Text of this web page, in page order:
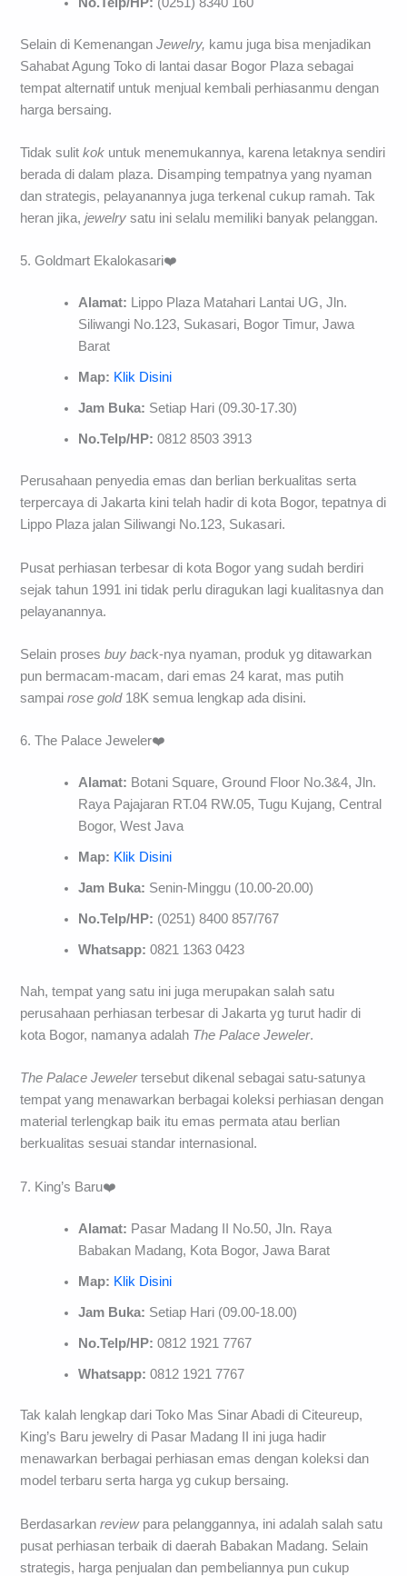
Selain di KemenanganJewelry, kamu juga bisa menjadikan
Sahabat Agung Toko di lantai dasar Bogor Plaza sebagai
tempat alternatif untuk menjual kembali perhiasanmu dengan
harga bersaing.
Tidak sulitkok untuk menemukannya, karena letaknya sendiri
berada di dalam plaza. Disamping tempatnya yang nyaman
dan strategis, pelayanannya juga terkenal cukup ramah. Tak
heran jika,jewelry satu ini selalu memiliki banyak pelanggan.
5. Goldmart Ekalokasari❤️
Alamat: Lippo Plaza Matahari Lantai UG, Jln.
Siliwangi No.123, Sukasari, Bogor Timur, Jawa
Barat
Map: Klik Disini
Jam Buka: Setiap Hari (09.30-17.30)
No.Telp/HP: 0812 8503 3913
Perusahaan penyedia emas dan berlian berkualitas serta
terpercaya di Jakarta kini telah hadir di kota Bogor, tepatnya di
Lippo Plaza jalan Siliwangi No.123, Sukasari.
Pusat perhiasan terbesar di kota Bogor yang sudah berdiri
sejak tahun 1991 ini tidak perlu diragukan lagi kualitasnya dan
pelayanannya.
Selain prosesbuy back-nya nyaman, produk yg ditawarkan
pun bermacam-macam, dari emas 24 karat, mas putih
sampairose gold18K semua lengkap ada disini.
6. The Palace Jeweler❤️
Alamat: Botani Square, Ground Floor No.3&4, Jln.
Raya Pajajaran RT.04 RW.05, Tugu Kujang, Central
Bogor, West Java
Map: Klik Disini
Jam Buka: Senin-Minggu (10.00-20.00)
No.Telp/HP: (0251) 8400 857/767
Whatsapp: 0821 1363 0423
Nah, tempat yang satu ini juga merupakan salah satu
perusahaan perhiasan terbesar di Jakarta yg turut hadir di
kota Bogor, namanya adalah The Palace Jeweler.
The Palace Jewelertersebut dikenal sebagai satu-satunya
tempat yang menawarkan berbagai koleksi perhiasan dengan
material terlengkap baik itu emas permata atau berlian
berkualitas sesuai standar internasional.
7. King’s Baru❤️
Alamat: Pasar Madang II No.50, Jln. Raya
Babakan Madang, Kota Bogor, Jawa Barat
Map: Klik Disini
Jam Buka: Setiap Hari (09.00-18.00)
No.Telp/HP: 0812 1921 7767
Whatsapp: 0812 1921 7767
Tak kalah lengkap dari Toko Mas Sinar Abadi di Citeureup,
King’s Baru jewelry di Pasar Madang II ini juga hadir
menawarkan berbagai perhiasan emas dengan koleksi dan
model terbaru serta harga yg cukup bersaing.
Berdasarkanreviewpara pelanggannya, ini adalah salah satu
pusat perhiasan terbaik di daerah Babakan Madang. Selain
strategis, harga penjualan dan pembeliannya pun cukup